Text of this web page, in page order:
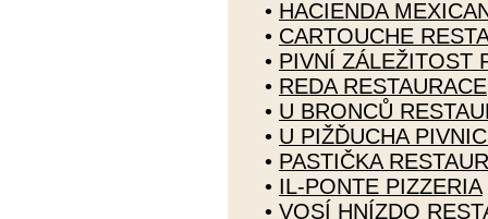
• HACIENDA
• CARTOUCHE
• PIVNÍ ZÁLEŽITOST
• REDA RESTAURACE
• U BRONCŮ
• U PIŽĎUCHA
• PASTIČKA
• IL-PONTE PIZZERIA
• VOSÍ HNÍZDO